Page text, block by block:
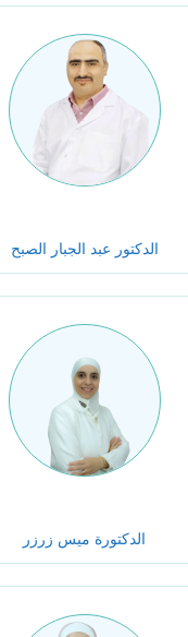
الدكتور عبد الجبار الصبح
الدكتورة ميس زرزر